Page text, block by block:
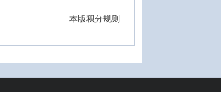
本版积分规则